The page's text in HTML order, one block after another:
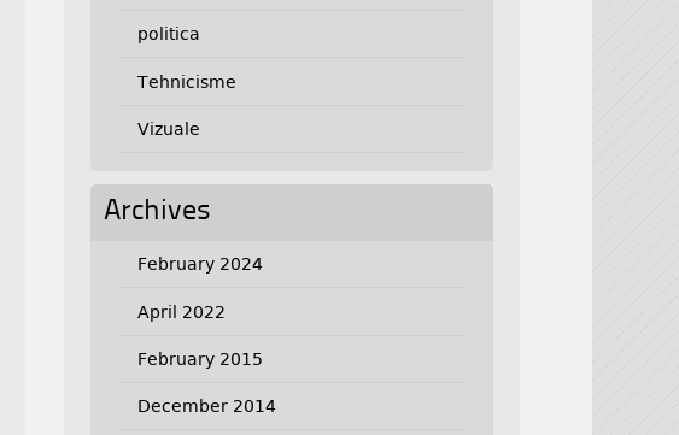
politica
Tehnicisme
Vizuale
Archives
February 2024
April 2022
February 2015
December 2014